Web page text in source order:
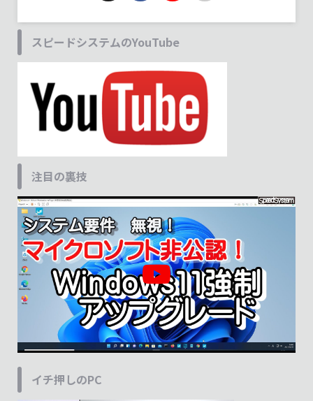
スピードシステムのYouTube
注目の裏技
イチ押しのPC